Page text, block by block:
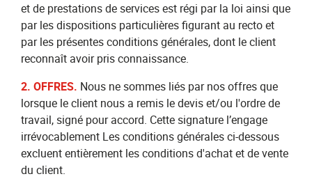
et de prestations de services est régi par la loi ainsi que
par les dispositions particulières figurant au recto et
par les présentes conditions générales, dont le client
reconnaît avoir pris connaissance.
2. OFFRES. Nous ne sommes liés par nos offres que
lorsque le client nous a remis le devis et/ou l'ordre de
travail, signé pour accord. Cette signature l’engage
irrévocablement Les conditions générales ci-dessous
excluent entièrement les conditions d'achat et de vente
du client.